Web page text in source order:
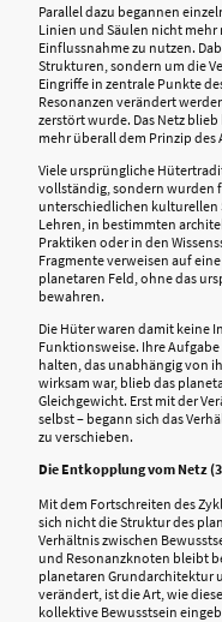
Parallel dazu begannen
Linien und Säulen nicht
Einflussnahme zu nutzen.
Strukturen, sondern um die
Eingriffe in zentrale Punkte
Resonanzen verändert
zerstört wurde. Das Netz
mehr überall dem Prinzip des
Viele ursprüngliche
vollständig, sondern wurden
unterschiedlichen kulturellen
Lehren, in bestimmten
Praktiken oder in den
Fragmente verweisen auf
planetaren Feld, ohne das
bewahren.
Die Hüter waren damit keine
Funktionsweise. Ihre
halten, das unabhängig von
wirksam war, blieb das
Gleichgewicht. Erst mit der
selbst – begann sich das
zu verschieben.
Die Entkopplung vom Netz
Mit dem Fortschreiten des
sich nicht die Struktur des
Verhältnis zwischen
und Resonanzknoten bleibt
planetaren Grundarchitektur
verändert, ist die Art, wie
kollektive Bewusstsein